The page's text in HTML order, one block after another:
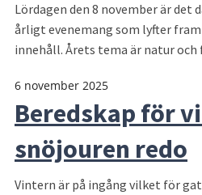
Lördagen den 8 november är det
årligt evenemang som lyfter
innehåll. Årets tema är natur och
6 november 2025
Beredskap för
snöjouren redo
Vintern är på ingång vilket för